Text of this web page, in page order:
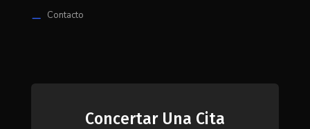
K Contacto
Concertar Una Cita